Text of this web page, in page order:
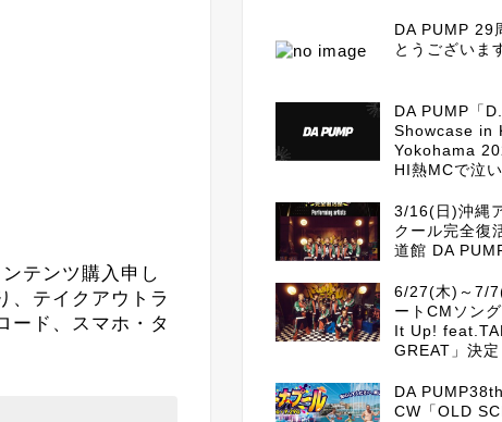
テンツ購入申し
、テイクアウトラ
ード、スマホ・タ
DA PUMP 29
とうございま
DA PUMP「
Showcase in
Yokohama
HI熱MCで泣
3/16(日)沖縄
クール完全復
道館 DA
6/27(木)～7/
ートCMソン
It Up!
GREAT」決定
DA
CW「OLD